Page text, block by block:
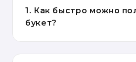
1. Как быстро можно
букет?